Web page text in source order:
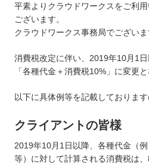
平素よりクラウドワークスをご利
ございます。
クラウドワークス事務局でございま
消費税改定に伴い、2019年10月1
「各種代金＋消費税10%」に変更と
以下に具体例等を記載しております
クライアントの皆様
2019年10月1日以降、各種代金（
等）に対して計算される消費税は